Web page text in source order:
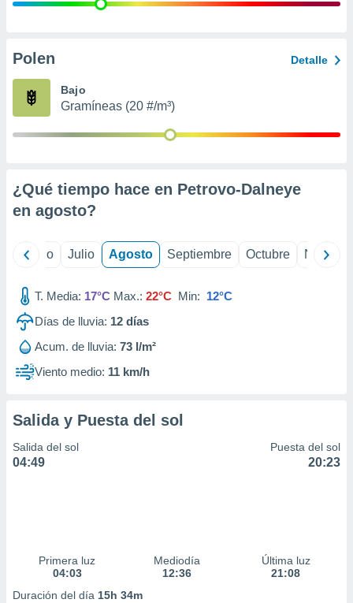
e
publicidad
Polen Detalle
Bajo
Gramíneas (20 #/m³)
¿Qué tiempo hace en Petrovo-Dalneye
en agosto?
Junio Julio Agosto Septiembre Octubre
T. Media: 17°C Max.: 22°C Min: 12°C
Días de lluvia: 12 días
Acum. de lluvia: 73 l/m²
Viento medio: 11 km/h
Salida y Puesta del sol
Salida del sol
04:49
Puesta del sol
20:23
Primera luz
04:03
Mediodía
12:36
Última luz
21:08
Duración del día 15h 34m